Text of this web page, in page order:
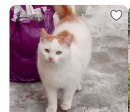
область